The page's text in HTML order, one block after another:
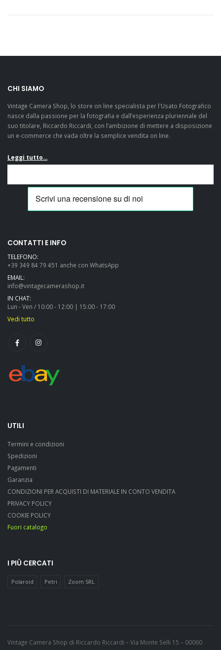
CHI SIAMO
Vintage Camera Shop, lo store on line specialista per l'Usato Fotografico
nasce dalla passione per la fotografia e dall’esperienza pluriennale del
suo titolare, Riccardo Riccardi, con l’ambizione di mettere a disposizione
un e-commerce che vada oltre la semplice vendita on line.
Leggi tutto...
CONTATTI E INFO
TELEFONO:
+39 349 84 79 451 anche con WhatsApp
EMAIL:
info@vintagecamerashop.it
IN CHAT:
Lun - Ven / 10:00 - 12:00 | 15:00 - 17:00
Vedi tutto
UTILI
Termini e condizioni
Spedizioni
Pagamenti
Garanzia
CONDIZIONI PER ACQUISTI DI MATERIALE IN CONTO VENDITA
PRIVACY POLICY
COOKIE POLICY
Fuori catalogo
I PIÙ CERCATI
Polaroid Petri Zoom SRL
Vintage Camera Shop di Riccardo Riccardi – Via Monte Selli 15 – 00060